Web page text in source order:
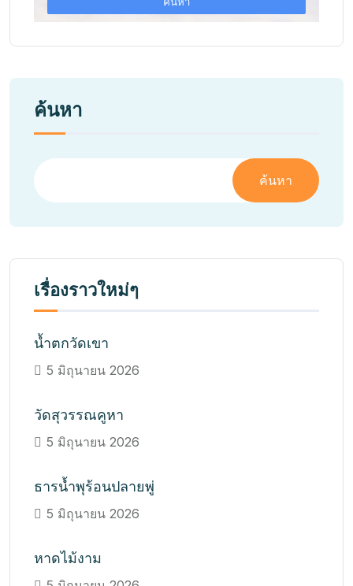
ค้นหา
ค้นหา
เรื่องราวใหม่ๆ
น้ำตกวัดเขา
5 มิถุนายน 2026
วัดสุวรรณคูหา
5 มิถุนายน 2026
ธารน้ำพุร้อนปลายพู่
5 มิถุนายน 2026
หาดไม้งาม